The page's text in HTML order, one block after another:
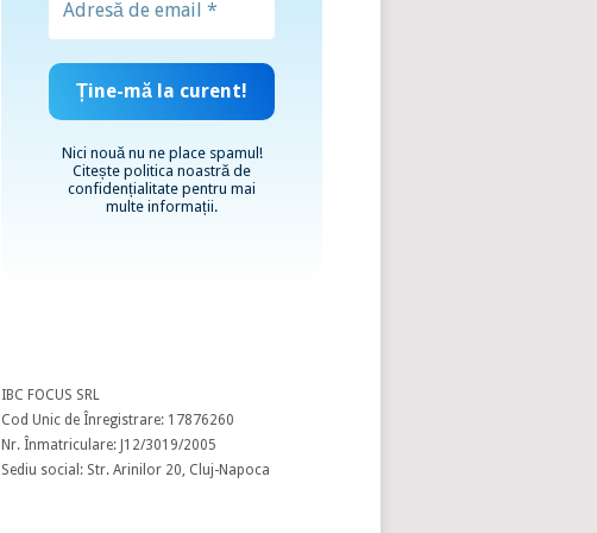
Nici nouă nu ne place spamul!
Citește politica noastră de
confidențialitate pentru mai
multe informații.
IBC FOCUS SRL
Cod Unic de Înregistrare: 17876260
Nr. Înmatriculare: J12/3019/2005
Sediu social: Str. Arinilor 20, Cluj-Napoca